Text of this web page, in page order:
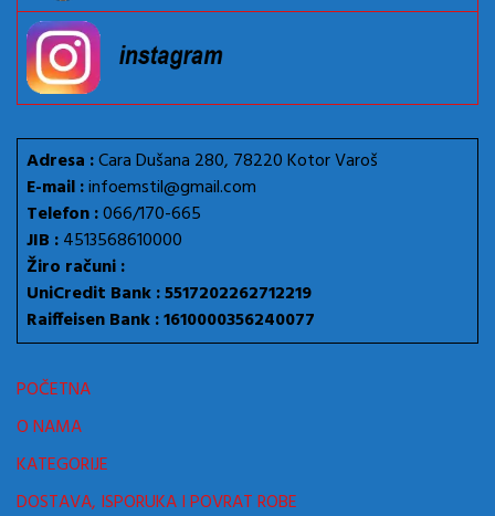
Adresa :Cara Dušana 280, 78220 Kotor Varoš
E-mail :infoemstil@gmail.com
Telefon :066/170-665
JIB :4513568610000
Žiro računi :
UniCredit Bank : 5517202262712219
Raiffeisen Bank : 1610000356240077
POČETNA
O NAMA
KATEGORIJE
DOSTAVA, ISPORUKA I POVRAT ROBE